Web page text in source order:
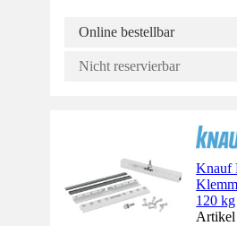
Online bestellbar
Nicht reservierbar
Knauf
120 kg
Artikel